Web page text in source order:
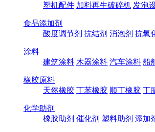
塑机配件 加料再生破碎机 发泡
食品添加剂
酸度调节剂 抗结剂 消泡剂 抗氧
涂料
建筑涂料 木器涂料 汽车涂料 船
橡胶原料
天然橡胶 丁苯橡胶 顺丁橡胶 丁
化学助剂
橡胶助剂 催化剂 塑料助剂 添加